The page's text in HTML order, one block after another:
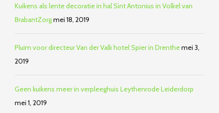
Kuikens als lente decoratie in hal Sint Antonius in Volkel van
BrabantZorgmei 18, 2019
Pluim voor directeur Van der Valk hotel Spier in Drenthemei 3,
2019
Geen kuikens meer in verpleeghuis Leythenrode Leiderdorp
mei 1, 2019